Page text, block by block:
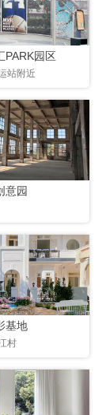
PARK园区
站附近
意园
基地
村